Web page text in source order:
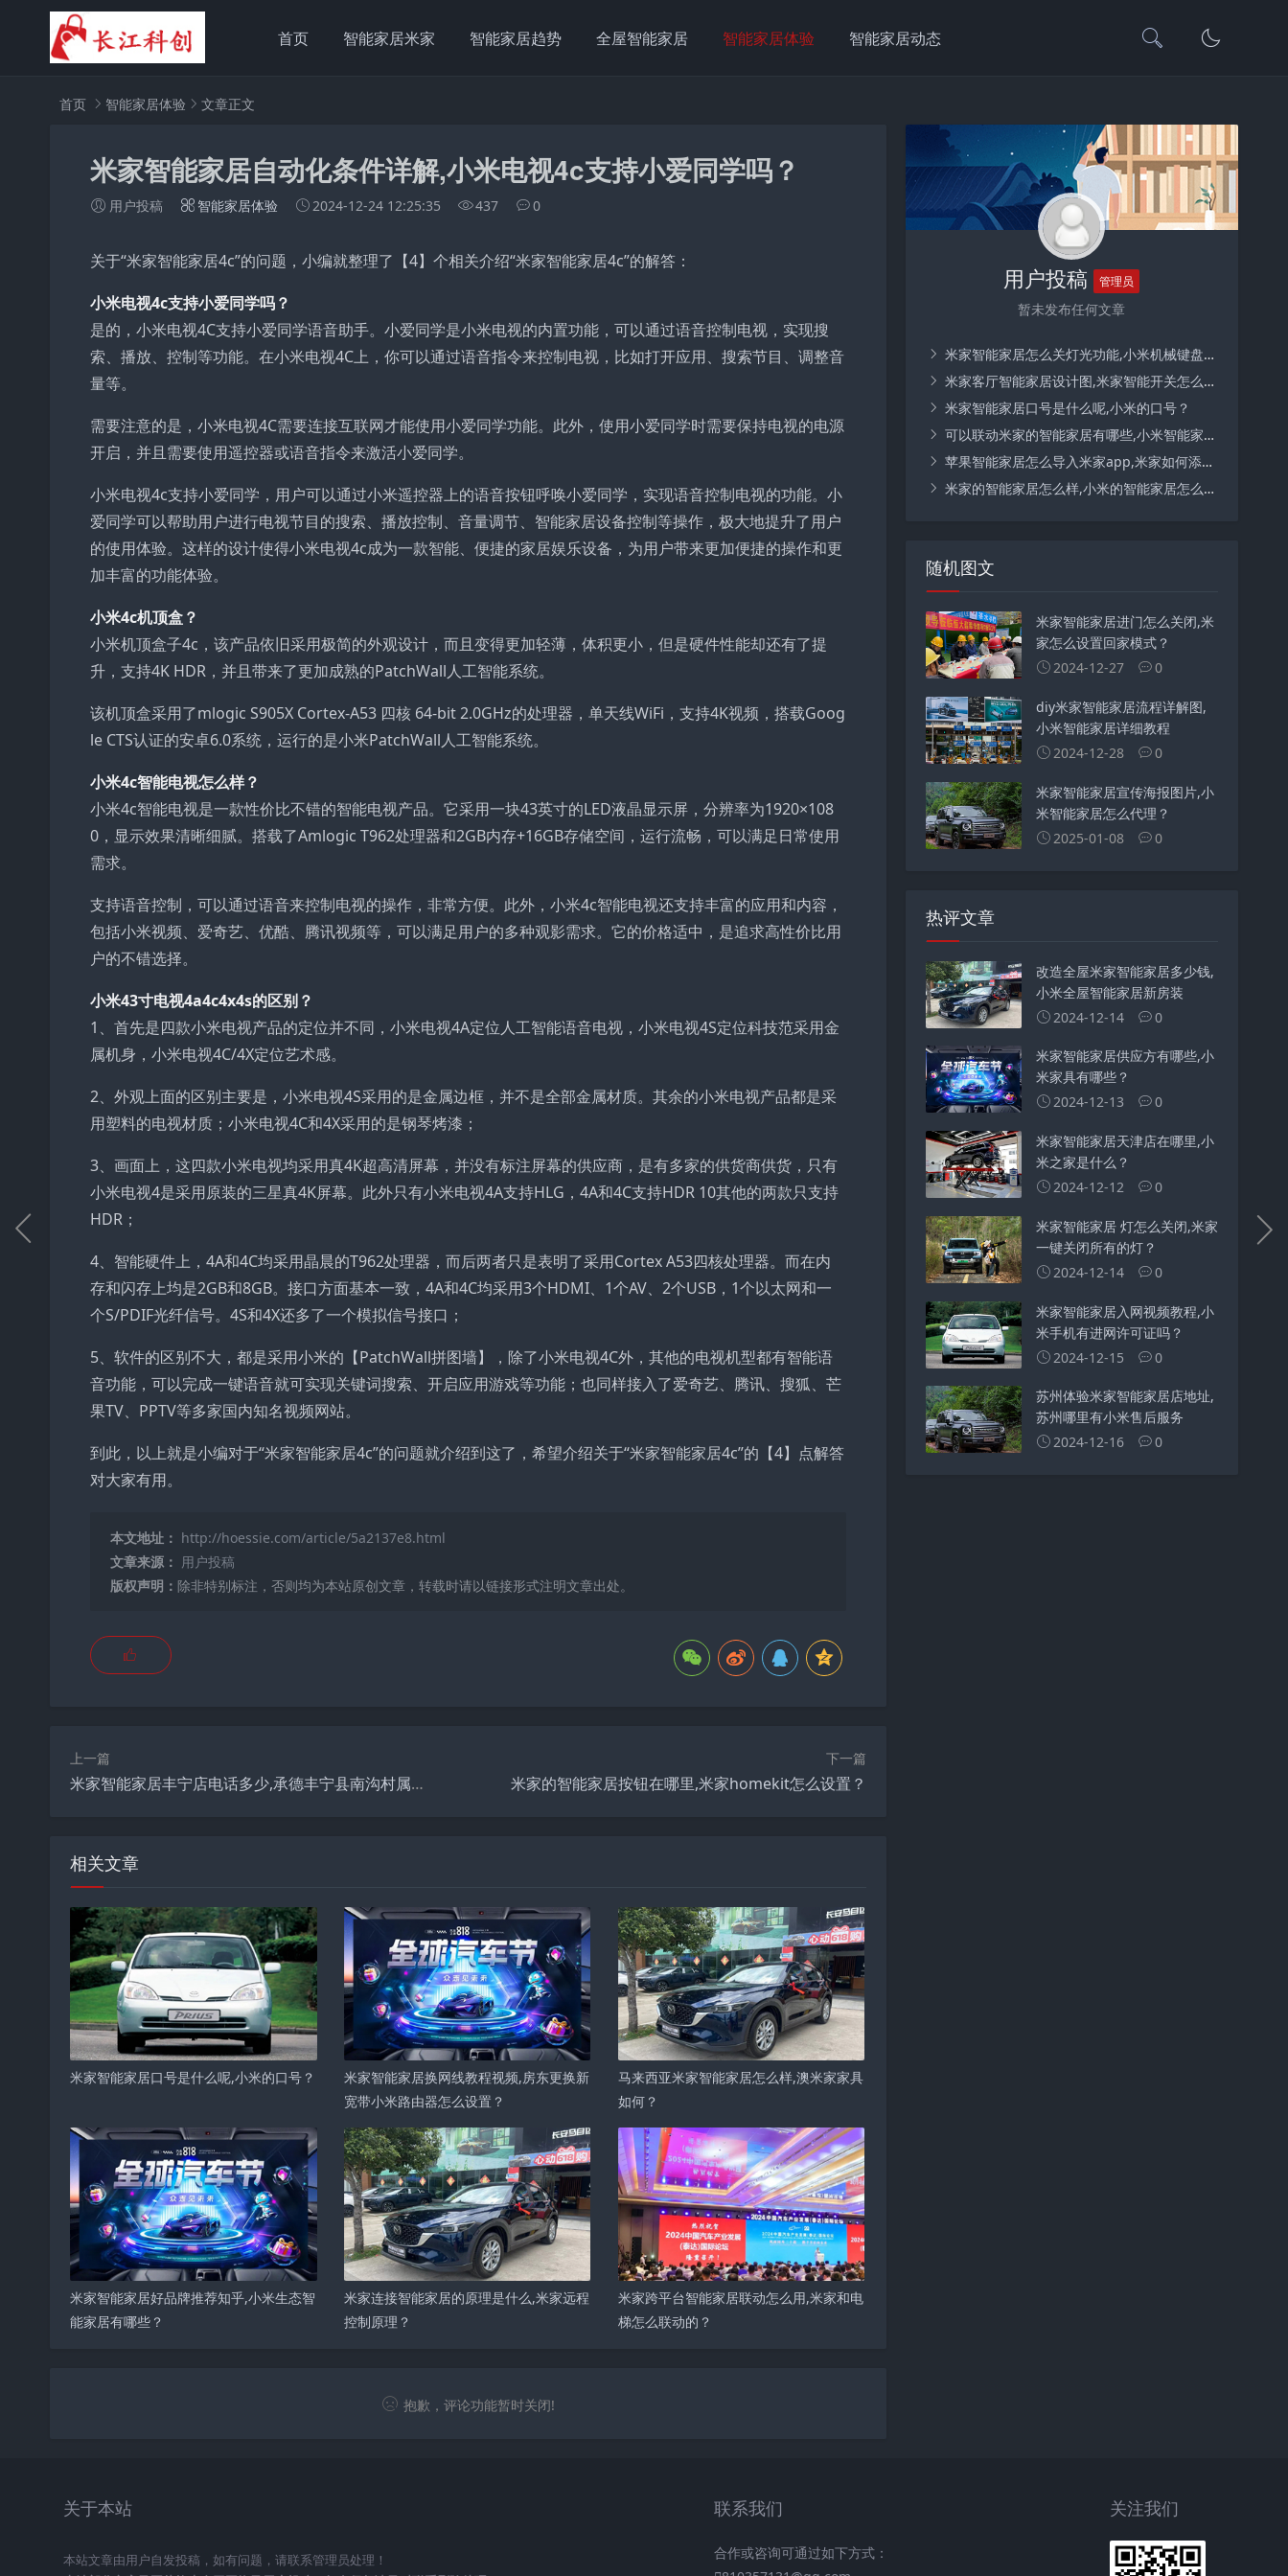
首页 智能家居米家 智能家居趋势 全屋智能家居 智能家居体验 智能家居动态
首页 智能家居体验 文章正文
米家智能家居自动化条件详解,小米电视4c支持小爱同学吗？
用户投稿 智能家居体验 2024-12-24 12:25:35 437 0
关于“米家智能家居4c”的问题，小编就整理了【4】个相关介绍“米家智能家居4c”的解答：
小米电视4c支持小爱同学吗？
是的，小米电视4C支持小爱同学语音助手。小爱同学是小米电视的内置功能，可以通过语音控制电视，实现搜
索、播放、控制等功能。在小米电视4C上，你可以通过语音指令来控制电视，比如打开应用、搜索节目、调整音
量等。
需要注意的是，小米电视4C需要连接互联网才能使用小爱同学功能。此外，使用小爱同学时需要保持电视的电源
开启，并且需要使用遥控器或语音指令来激活小爱同学。
小米电视4c支持小爱同学，用户可以通过小米遥控器上的语音按钮呼唤小爱同学，实现语音控制电视的功能。小
爱同学可以帮助用户进行电视节目的搜索、播放控制、音量调节、智能家居设备控制等操作，极大地提升了用户
的使用体验。这样的设计使得小米电视4c成为一款智能、便捷的家居娱乐设备，为用户带来更加便捷的操作和更
加丰富的功能体验。
小米4c机顶盒？
小米机顶盒子4c，该产品依旧采用极简的外观设计，而且变得更加轻薄，体积更小，但是硬件性能却还有了提
升，支持4K HDR，并且带来了更加成熟的PatchWall人工智能系统。
该机顶盒采用了mlogic S905X Cortex-A53 四核 64-bit 2.0GHz的处理器，单天线WiFi，支持4K视频，搭载Goog
le CTS认证的安卓6.0系统，运行的是小米PatchWall人工智能系统。
小米4c智能电视怎么样？
小米4c智能电视是一款性价比不错的智能电视产品。它采用一块43英寸的LED液晶显示屏，分辨率为1920×108
0，显示效果清晰细腻。搭载了Amlogic T962处理器和2GB内存+16GB存储空间，运行流畅，可以满足日常使用
需求。
支持语音控制，可以通过语音来控制电视的操作，非常方便。此外，小米4c智能电视还支持丰富的应用和内容，
包括小米视频、爱奇艺、优酷、腾讯视频等，可以满足用户的多种观影需求。它的价格适中，是追求高性价比用
户的不错选择。
小米43寸电视4a4c4x4s的区别？
1、首先是四款小米电视产品的定位并不同，小米电视4A定位人工智能语音电视，小米电视4S定位科技范采用金
属机身，小米电视4C/4X定位艺术感。
2、外观上面的区别主要是，小米电视4S采用的是金属边框，并不是全部金属材质。其余的小米电视产品都是采
用塑料的电视材质；小米电视4C和4X采用的是钢琴烤漆；
3、画面上，这四款小米电视均采用真4K超高清屏幕，并没有标注屏幕的供应商，是有多家的供货商供货，只有
小米电视4是采用原装的三星真4K屏幕。此外只有小米电视4A支持HLG，4A和4C支持HDR 10其他的两款只支持
HDR；
4、智能硬件上，4A和4C均采用晶晨的T962处理器，而后两者只是表明了采用Cortex A53四核处理器。而在内
存和闪存上均是2GB和8GB。接口方面基本一致，4A和4C均采用3个HDMI、1个AV、2个USB，1个以太网和一
个S/PDIF光纤信号。4S和4X还多了一个模拟信号接口；
5、软件的区别不大，都是采用小米的【PatchWall拼图墙】，除了小米电视4C外，其他的电视机型都有智能语
音功能，可以完成一键语音就可实现关键词搜索、开启应用游戏等功能；也同样接入了爱奇艺、腾讯、搜狐、芒
果TV、PPTV等多家国内知名视频网站。
到此，以上就是小编对于“米家智能家居4c”的问题就介绍到这了，希望介绍关于“米家智能家居4c”的【4】点解答
对大家有用。
本文地址： http://hoessie.com/article/5a2137e8.html
文章来源： 用户投稿
版权声明： 除非特别标注，否则均为本站原创文章，转载时请以链接形式注明文章出处。
上一篇
米家智能家居丰宁店电话多少,承德丰宁县南沟村属于那个乡？
下一篇
米家的智能家居按钮在哪里,米家homekit怎么设置？
相关文章
米家智能家居口号是什么呢,小米的口号？
米家智能家居换网线教程视频,房东更换新
宽带小米路由器怎么设置？
马来西亚米家智能家居怎么样,澳米家家具
如何？
米家智能家居好品牌推荐知乎,小米生态智
能家居有哪些？
米家连接智能家居的原理是什么,米家远程
控制原理？
米家跨平台智能家居联动怎么用,米家和电
梯怎么联动的？
抱歉，评论功能暂时关闭!
用户投稿 管理员
暂未发布任何文章
米家智能家居怎么关灯光功能,小米机械键盘如何关闭灯光？
米家客厅智能家居设计图,米家智能开关怎么实现全屋家居智能？
米家智能家居口号是什么呢,小米的口号？
可以联动米家的智能家居有哪些,小米智能家居断网还能联动吗？
苹果智能家居怎么导入米家app,米家如何添加美的的设备？
米家的智能家居怎么样,小米的智能家居怎么样？
随机图文
米家智能家居进门怎么关闭,米
家怎么设置回家模式？
2024-12-27
0
diy米家智能家居流程详解图,
小米智能家居详细教程
2024-12-28
0
米家智能家居宣传海报图片,小
米智能家居怎么代理？
2025-01-08
0
热评文章
改造全屋米家智能家居多少钱,
小米全屋智能家居新房装
2024-12-14
0
米家智能家居供应方有哪些,小
米家具有哪些？
2024-12-13
0
米家智能家居天津店在哪里,小
米之家是什么？
2024-12-12
0
米家智能家居 灯怎么关闭,米家
一键关闭所有的灯？
2024-12-14
0
米家智能家居入网视频教程,小
米手机有进网许可证吗？
2024-12-15
0
苏州体验米家智能家居店地址,
苏州哪里有小米售后服务
2024-12-16
0
关于本站
本站文章由用户自发投稿，如有问题，请联系管理员处理！
联系我们
合作或咨询可通过如下方式：
关注我们